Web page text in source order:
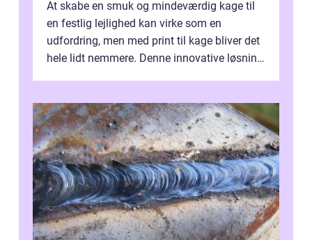
At skabe en smuk og mindeværdig kage til
en festlig lejlighed kan virke som en
udfordring, men med print til kage bliver det
hele lidt nemmere. Denne innovative løsning